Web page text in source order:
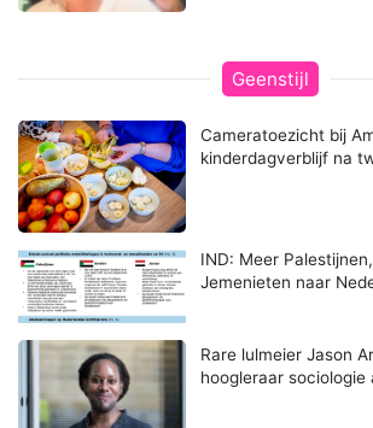
Geenstijl
Cameratoezicht bij
kinderdagverblijf na
IND: Meer
Jemenieten naar
Rare lulmeier Jason
hoogleraar sociologie